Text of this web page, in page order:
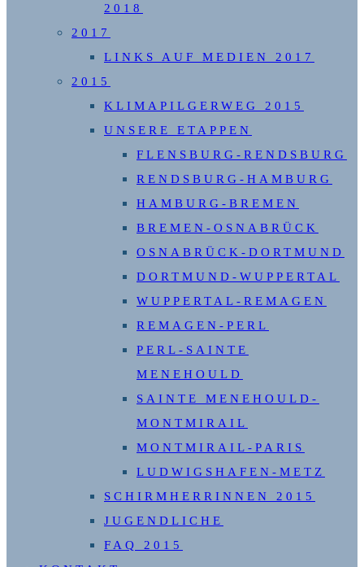
2018
2017
LINKS AUF MEDIEN 2017
2015
KLIMAPILGERWEG 2015
UNSERE ETAPPEN
FLENSBURG-RENDSBURG
RENDSBURG-HAMBURG
HAMBURG-BREMEN
BREMEN-OSNABRÜCK
OSNABRÜCK-DORTMUND
DORTMUND-WUPPERTAL
WUPPERTAL-REMAGEN
REMAGEN-PERL
PERL-SAINTE
MENEHOULD
SAINTE MENEHOULD-
MONTMIRAIL
MONTMIRAIL-PARIS
LUDWIGSHAFEN-METZ
SCHIRMHERRINNEN 2015
JUGENDLICHE
FAQ 2015